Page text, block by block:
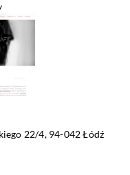
22/4, 94-042 Łódź